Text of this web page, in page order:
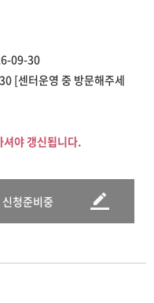
09-30
터운영 중 방문해주세
야 갱신됩니다.
신청준비중